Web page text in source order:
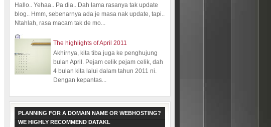
Hallo.. Yehaa.. Pa dia.. Dah lama rasanya tak update
blog.. Hmm, sebenarnya ada je masa nak update, tapi..
Ntahlah, rasa macam tak de mo...
The highlights of April 2011
Akhirnya, kita tiba juga ke penghujung
bulan April. Pejam celik pejam celik, dah
4 bulan kita lalui dalam tahun 2011 ni.
Dengan kepantas...
PLANNING FOR A DOMAIN NAME OR WEBHOSTING?
WE HIGHLY RECOMMEND DATAKL